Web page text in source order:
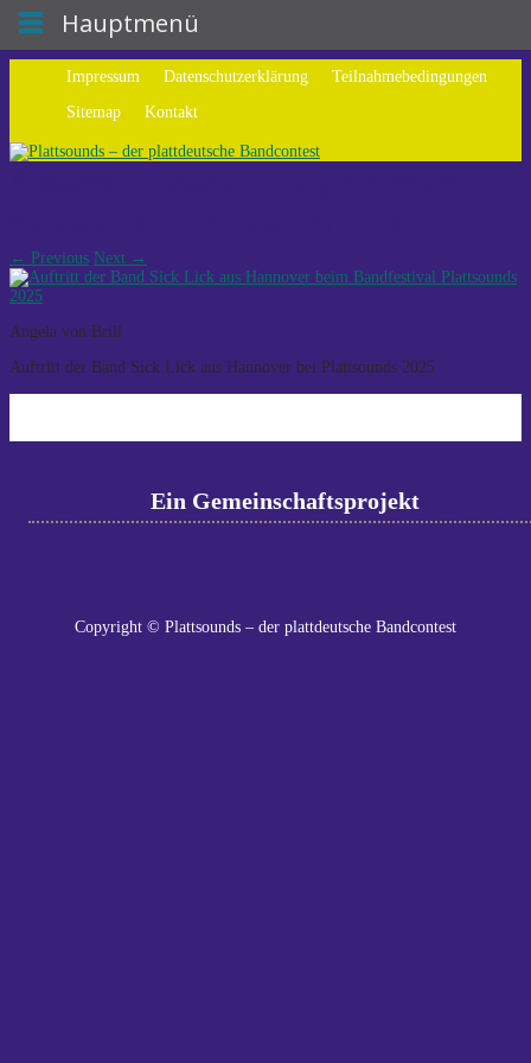
Impressum Datenschutzerklärung
Teilnahmebedingungen
Sitemap
Kontakt
← Previous Next →
Angela von Brill
Auftritt der Band Sick Lick aus Hannover bei Plattsounds 2025
Ein Gemeinschaftsprojekt
Copyright © Plattsounds – der plattdeutsche Bandcontest
Hauptmenü